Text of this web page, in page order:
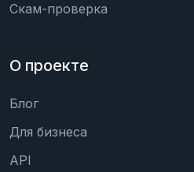
Скам-проверка
О проекте
Блог
Для бизнеса
API